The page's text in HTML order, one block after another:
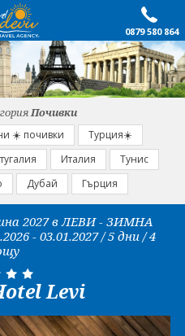
0879 580 864
Форма за запитване
Условия за записване
Документи
Почивки
☀️ почивки
Турция☀️
Италия
Тунис
Дубай Гърция
2027 в ЛЕВИ - ЗИМНА
- 03.01.2027 / 5 дни / 4
Levi